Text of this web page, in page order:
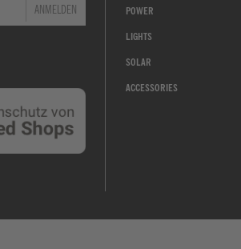
ANMELDEN
POWER
LIGHTS
SOLAR
ACCESSORIES